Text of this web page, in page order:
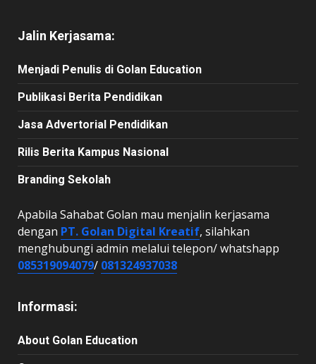
Jalin Kerjasama:
Menjadi Penulis di Golan Education
Publikasi Berita Pendidikan
Jasa Advertorial Pendidikan
Rilis Berita Kampus Nasional
Branding Sekolah
Apabila Sahabat Golan mau menjalin kerjasama
dengan PT. Golan Digital Kreatif, silahkan
menghubungi admin melalui telepon/ whatshapp
085319094079/ 081324937038
Informasi:
About Golan Education